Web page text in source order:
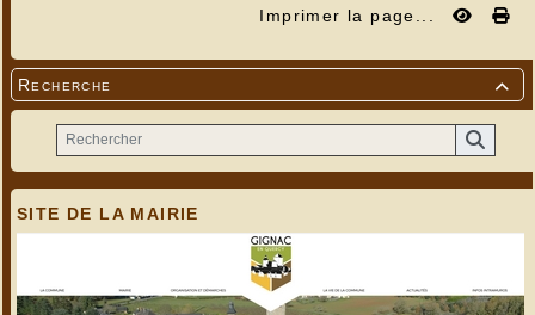
Imprimer la page...

Recherche
SITE DE LA MAIRIE